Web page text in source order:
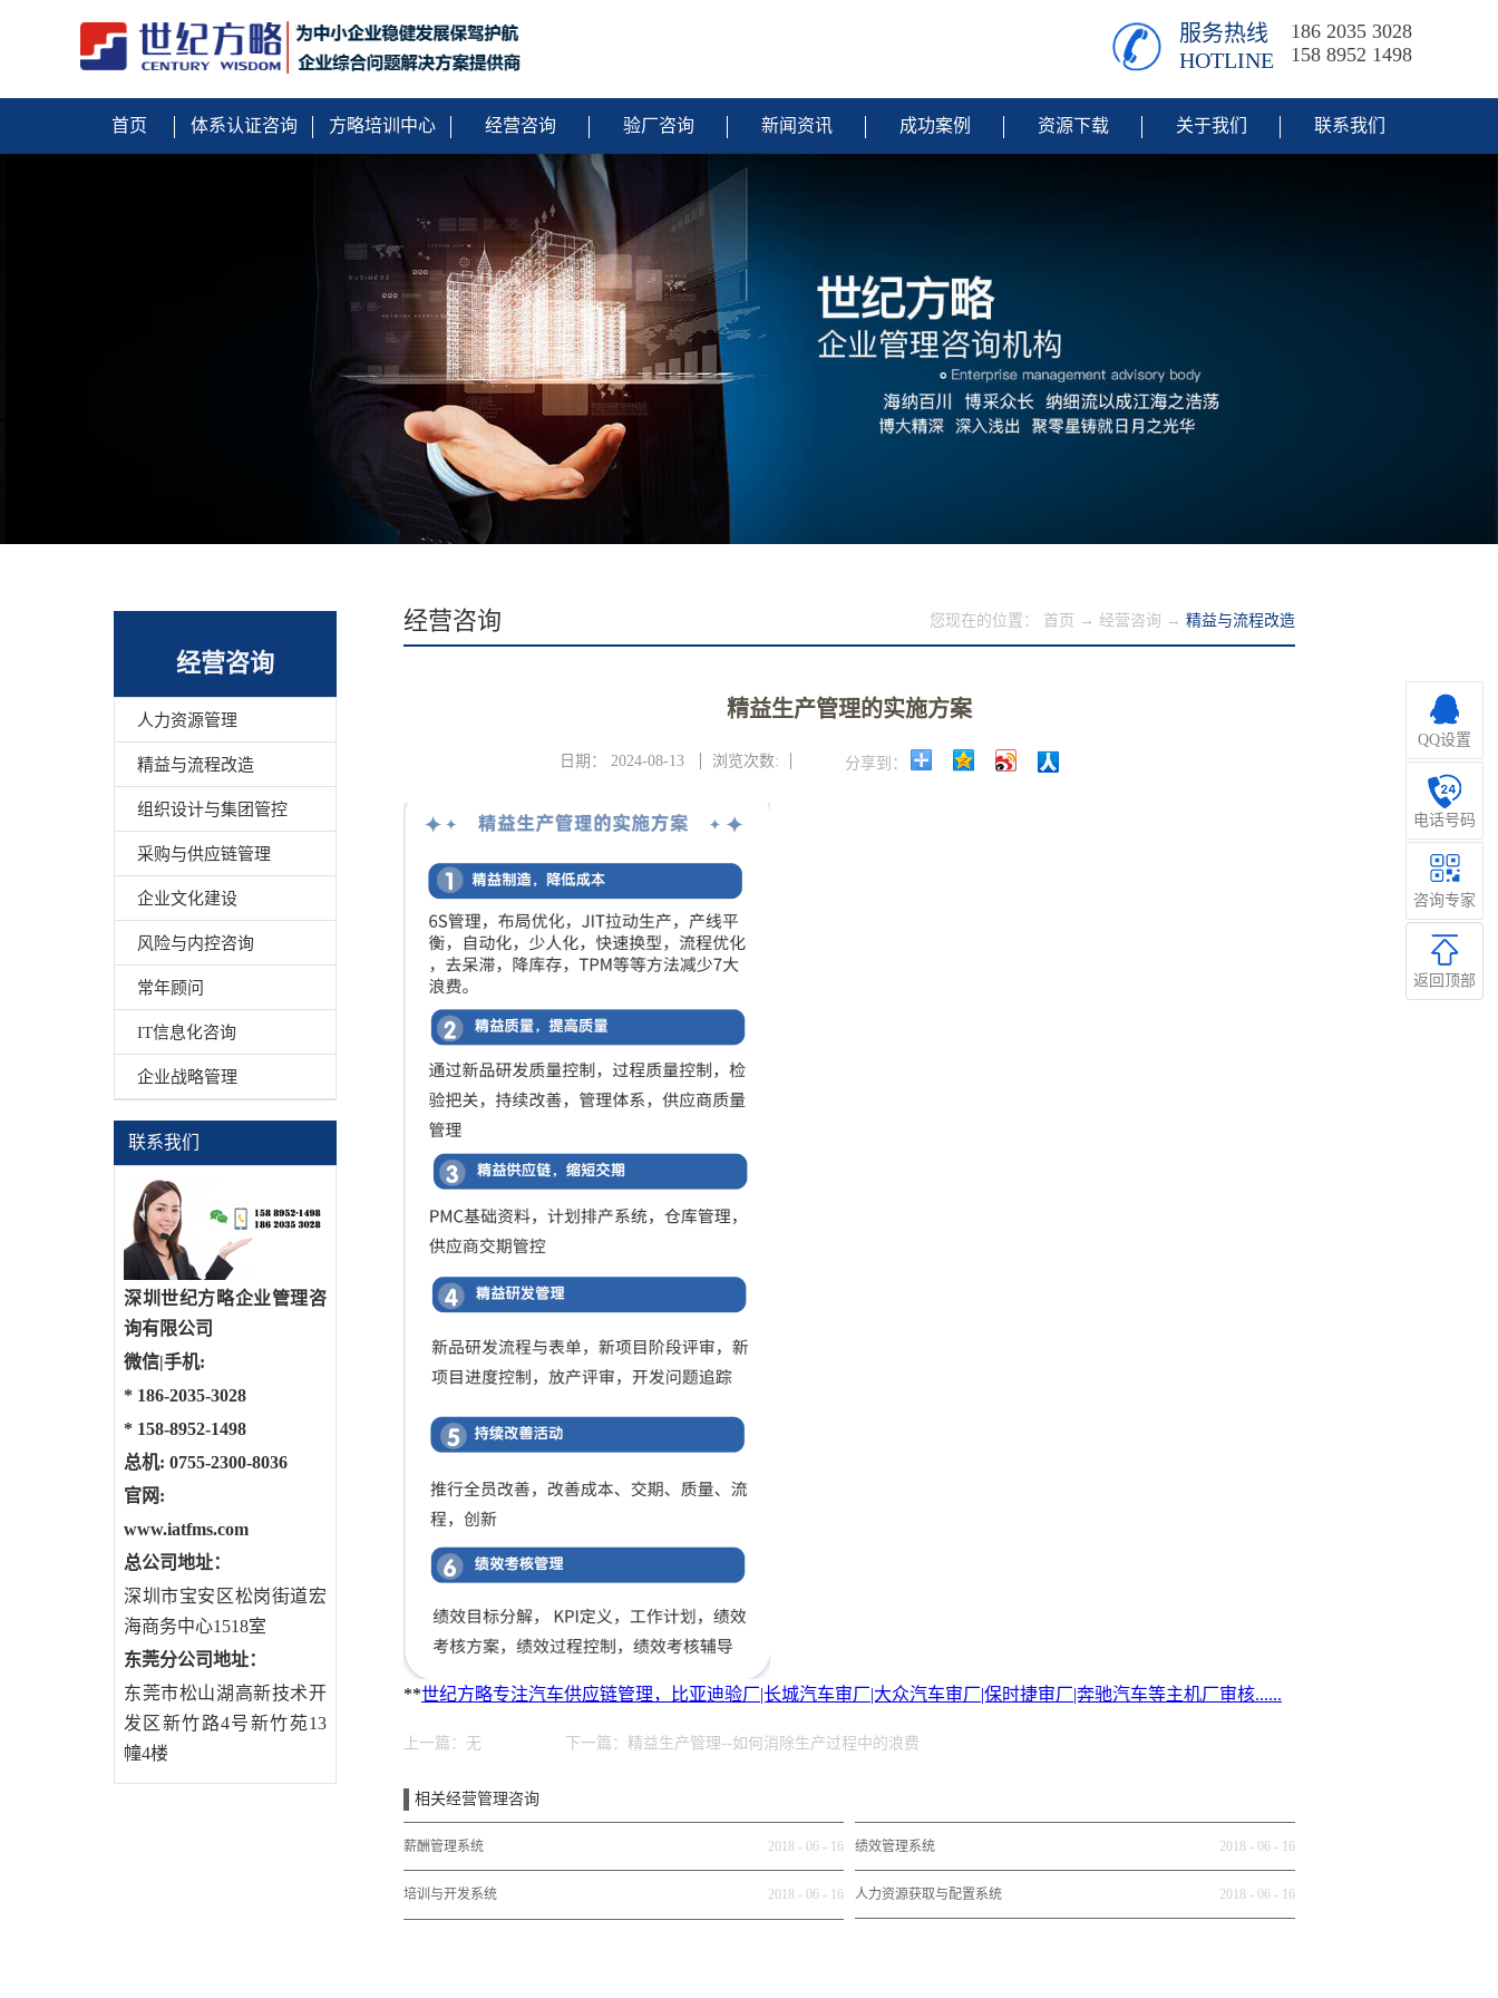
服务热线
HOTLINE
186 2035 3028
158 8952 1498
首页 体系认证咨询 方略培训中心 经营咨询 验厂咨询 新闻资讯 成功案例 资源下载 关于我们 联系我们
经营咨询
人力资源管理
精益与流程改造
组织设计与集团管控
采购与供应链管理
企业文化建设
风险与内控咨询
常年顾问
IT信息化咨询
企业战略管理
联系我们
深圳世纪方略企业管理咨
询有限公司
微信|手机:
* 186-2035-3028
* 158-8952-1498
总机: 0755-2300-8036
官网:
www.iatfms.com
总公司地址：
深圳市宝安区松岗街道宏
海商务中心1518室
东莞分公司地址：
东莞市松山湖高新技术开
发区新竹路4号新竹苑13
幢4楼
经营咨询 您现在的位置： 首页 → 经营咨询 → 精益与流程改造
精益生产管理的实施方案
日期： 2024-08-13 浏览次数:
**世纪方略专注汽车供应链管理，比亚迪验厂|长城汽车审厂|大众汽车审厂|保时捷审厂|奔驰汽车等主机厂审核......
上一篇：无 下一篇： 精益生产管理--如何消除生产过程中的浪费
相关经营管理咨询
薪酬管理系统 2018 - 06 - 16 绩效管理系统 2018 - 06 - 16
培训与开发系统 2018 - 06 - 16 人力资源获取与配置系统 2018 - 06 - 16
分享到：
QQ设置
电话号码
管理
咨询专家
返回顶部